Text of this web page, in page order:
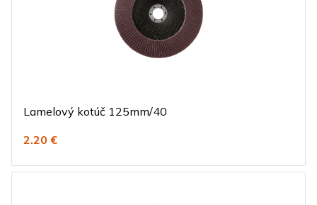
Lamelový kotúč 125mm/40
2.20 €